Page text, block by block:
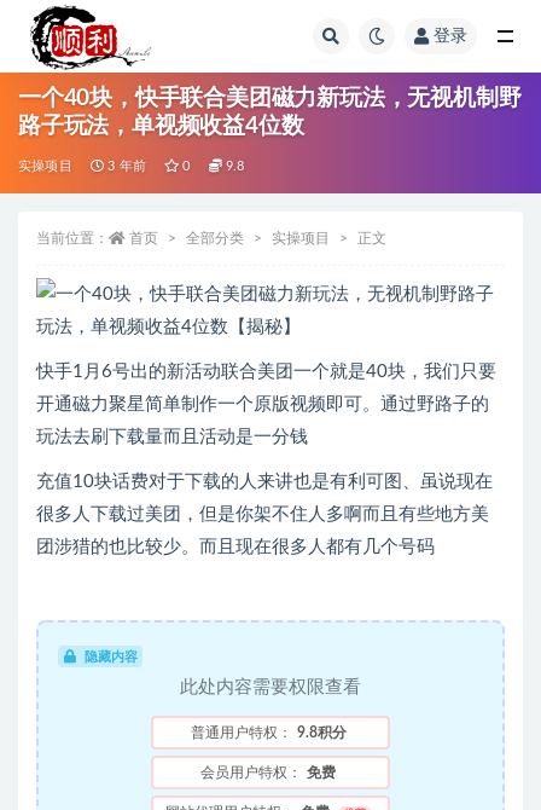
登录
一个40块，快手联合美团磁力新玩法，无视机制野
路子玩法，单视频收益4位数
实操项目 3 年前 0 9.8
当前位置： 首页 全部分类 实操项目 正文
快手1月6号出的新活动联合美团一个就是40块，我们只要
开通磁力聚星简单制作一个原版视频即可。通过野路子的
玩法去刷下载量而且活动是一分钱
充值10块话费对于下载的人来讲也是有利可图、虽说现在
很多人下载过美团，但是你架不住人多啊而且有些地方美
团涉猎的也比较少。而且现在很多人都有几个号码
隐藏内容
此处内容需要权限查看
普通用户特权： 9.8积分
会员用户特权： 免费
全部